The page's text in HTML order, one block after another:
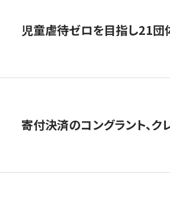
児童虐待ゼロを目指し21団
寄付決済のコングラント、